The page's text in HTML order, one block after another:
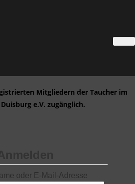
Mitgliedern der Taucher im
e.V. zugänglich.
oder E-Mail-Adresse